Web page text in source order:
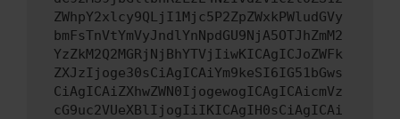
ZWhpY2xlcy9QLjI1Mjc5P2ZpZWxkPWludGVy
bmFsTnVtYmVyJndlYnNpdGU9NjA5OTJhZmM2
YzZkM2Q2MGRjNjBhYTVjIiwKICAgICJoZWFk
ZXJzIjoge30sCiAgICAiYm9keSI6IG51bGws
CiAgICAiZXhwZWN0IjogewogICAgICAicmVz
cG9uc2VUeXBlIjogIiIKICAgIH0sCiAgICAi